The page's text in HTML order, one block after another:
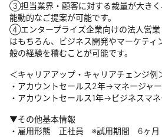
③担当業界・顧客に対する裁量が大きく
能動的なご提案が可能です。
④エンタープライズ企業向けの法人営業
はもちろん、ビジネス開発やマーケティ
般の経験を積むことが可能です。
＜キャリアアップ・キャリアチェンジ例
・アカウントセールス2年→マネージャ
・アカウントセールス1年→ビジネスマ
▼その他基本情報
・雇用形態 正社員 ※試用期間 6ヶ月